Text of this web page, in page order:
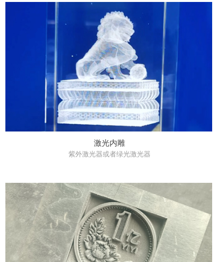
激光内雕
紫外激光器或者绿光激光器